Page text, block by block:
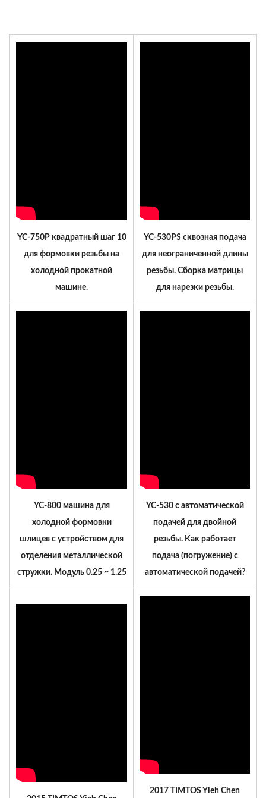
YC-750P квадратный шаг 10
для формовки резьбы на
холодной прокатной
машине.
YC-530PS сквозная подача
для неограниченной длины
резьбы. Сборка матрицы
для нарезки резьбы.
YC-800 машина для
холодной формовки
шлицев с устройством для
отделения металлической
стружки. Модуль 0.25 ~ 1.25
YC-530 с автоматической
подачей для двойной
резьбы. Как работает
подача (погружение) с
автоматической подачей?
2017 TIMTOS Yieh Chen